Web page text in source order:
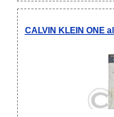
CALVIN KLEIN ONE